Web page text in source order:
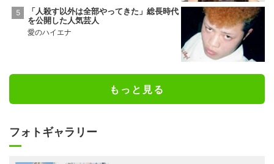
「人殺す以外は全部やってきた」総長時代
を公開した人気芸人
愛のハイエナ
もっと見る
フォトギャラリー